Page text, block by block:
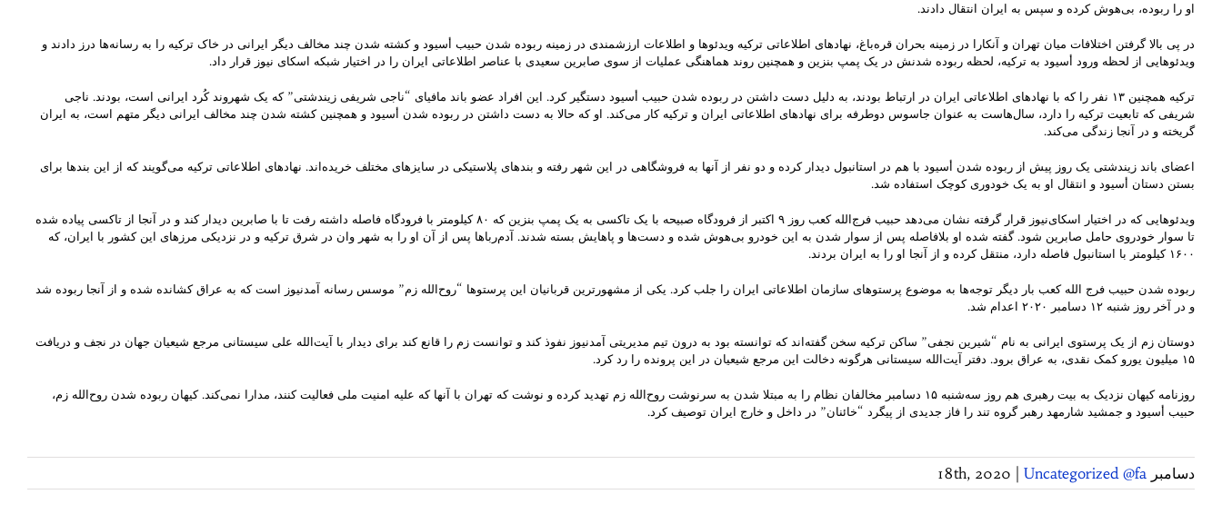
او را ربوده، بی‌هوش کرده و سپس به ایران انتقال دادند.
در پی بالا گرفتن اختلافات میان تهران و آنکارا در زمینه بحران قره‌باغ، نهادهای اطلاعاتی ترکیه ویدئوها و اطلاعات ارزشمندی در زمینه ربوده شدن حبیب أسیود و کشته شدن چند مخالف دیگر ایرانی در خاک ترکیه را به رسانه‌ها درز دادند و
ویدئوهایی از لحظه ورود أسیود به ترکیه، لحظه ربوده شدنش در یک پمپ بنزین و همچنین روند هماهنگی عملیات از سوی صابرین سعیدی با عناصر اطلاعاتی ایران را در اختیار شبکه اسکای نیوز قرار داد.
ترکیه همچنین ۱۳ نفر را که با نهادهای اطلاعاتی ایران در ارتباط بودند، به دلیل دست داشتن در ربوده شدن حبیب أسیود دستگیر کرد. این افراد عضو باند مافیای “ناجی شریفی زیندشتی” که یک شهروند کُرد ایرانی است، بودند. ناجی
شریفی که تابعیت ترکیه را دارد، سال‌هاست به عنوان جاسوس دوطرفه برای نهادهای اطلاعاتی ایران و ترکیه کار می‌کند. او که حالا به دست داشتن در ربوده شدن أسیود و همچنین کشته شدن چند مخالف ایرانی دیگر متهم است، به ایران
گریخته و در آنجا زندگی می‌کند.
اعضای باند زیندشتی یک روز پیش از ربوده شدن أسیود با هم در استانبول دیدار کرده و دو نفر از آنها به فروشگاهی در این شهر رفته و بندهای پلاستیکی در سایزهای مختلف خریده‌اند. نهادهای اطلاعاتی ترکیه می‌گویند که از این بندها برای
بستن دستان أسیود و انتقال او به یک خودوری کوچک استفاده شد.
ویدئوهایی که در اختیار اسکای‌نیوز قرار گرفته نشان می‌دهد حبیب فرج‌الله کعب روز ۹ اکتبر از فرودگاه صبیحه با یک تاکسی به یک پمپ بنزین که ۸۰ کیلومتر با فرودگاه فاصله داشته رفت تا با صابرین دیدار کند و در آنجا از تاکسی پیاده شده
تا سوار خودروی حامل صابرین شود. گفته شده او بلافاصله پس از سوار شدن به این خودرو بی‌هوش شده و دست‌ها و پاهایش بسته شدند. آدم‌رباها پس از آن او را به شهر وان در شرق ترکیه و در نزدیکی مرزهای این کشور با ایران، که
۱۶۰۰ کیلومتر با استانبول فاصله دارد، منتقل کرده و از آنجا او را به ایران بردند.
ربوده شدن حبیب فرج الله کعب بار دیگر توجه‌ها به موضوع پرستوهای سازمان اطلاعاتی ایران را جلب کرد. یکی از مشهورترین قربانیان این پرستوها “روح‌الله زم” موسس رسانه آمدنیوز است که به عراق کشانده شده و از آنجا ربوده شد
و در آخر روز شنبه ۱۲ دسامبر ۲۰۲۰ اعدام شد.
دوستان زم از یک پرستوی ایرانی به نام “شیرین نجفی” ساکن ترکیه سخن گفته‌اند که توانسته بود به درون تیم مدیریتی آمدنیوز نفوذ کند و توانست زم را قانع کند برای دیدار با آیت‌الله علی سیستانی مرجع شیعیان جهان در نجف و دریافت
۱۵ میلیون یورو کمک نقدی، به عراق برود. دفتر آیت‌الله سیستانی هرگونه دخالت این مرجع شیعیان در این پرونده را رد کرد.
روزنامه کیهان نزدیک به بیت رهبری هم روز سه‌شنبه ۱۵ دسامبر مخالفان نظام را به مبتلا شدن به سرنوشت روح‌الله زم تهدید کرده و نوشت که تهران با آنها که علیه امنیت ملی فعالیت کنند، مدارا نمی‌کند. کیهان ربوده شدن روح‌الله زم،
حبیب أسیود و جمشید شارمهد رهبر گروه تند را فاز جدیدی از پیگرد “خائنان” در داخل و خارج ایران توصیف کرد.
دسامبر 18th, 2020 Uncategorized @fa